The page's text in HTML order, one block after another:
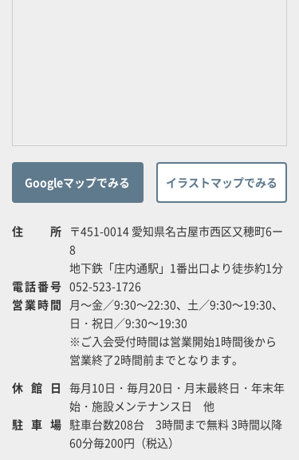
Googleマップでみる イラストマップでみる
住所 〒451-0014 愛知県名古屋市西区又穂町6ー
8
地下鉄「庄内通駅」1番出口より徒歩約1分
電話番号 052-523-1726
営業時間 月～金／9:30～22:30、土／9:30～19:30、
日・祝日／9:30～19:30
※ご入会受付時間は営業開始1時間後から
営業終了2時間前までとなります。
休館日 毎月10日・毎月20日・月末最終日・年末年
始・施設メンテナンス日 他
駐車場 駐車台数208台 3時間まで無料 3時間以降
60分毎200円（税込）